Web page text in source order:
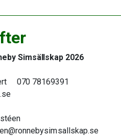
Simsällskap 2026
070 78169391